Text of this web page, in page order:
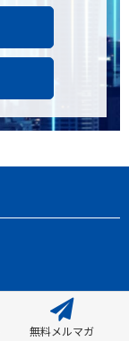
無料メルマガ